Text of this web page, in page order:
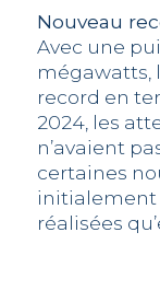
Nouveau
Avec une
mégawatts,
record en
2024, les
n’avaient
certaines
initialement
réalisées